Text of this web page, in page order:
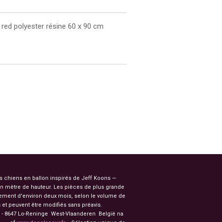
polyester résine 60 x 90 cm
chiens en ballon inspirés de Jeff Koons —
mètre de hauteur. Les pièces de plus grande
d'environ deux mois, selon le volume de
peuvent être modifiés sans préavis.
- 8647 Lo-Reninge West-Vlaanderen België na